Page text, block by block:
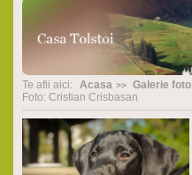
Te afii aici: Acasa Galerie foto
Foto: Cristian Crisbasan